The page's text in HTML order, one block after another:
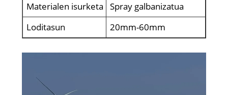
Materialen isurketa
Spray galbanizatua
Loditasun
20mm-60mm